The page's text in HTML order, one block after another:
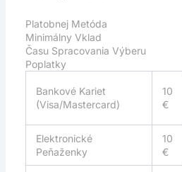
Platobnej Metóda
Minimálny Vklad
Času Spracovania Výberu
Poplatky
Bankové Kariet
(Visa/Mastercard)
10
€
Elektronické
Peňaženky
10
€